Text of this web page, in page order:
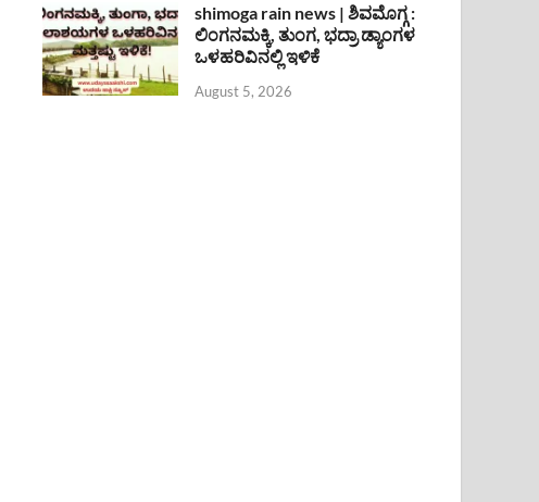
shimoga rain news | ಶಿವಮೊಗ್ಗ :
ಲಿಂಗನಮಕ್ಕಿ, ತುಂಗ, ಭದ್ರಾ ಡ್ಯಾಂಗಳ
ಒಳಹರಿವಿನಲ್ಲಿ ಇಳಿಕೆ
August 5, 2026